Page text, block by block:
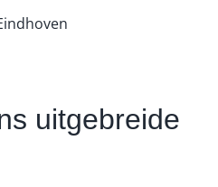
uitgebreide